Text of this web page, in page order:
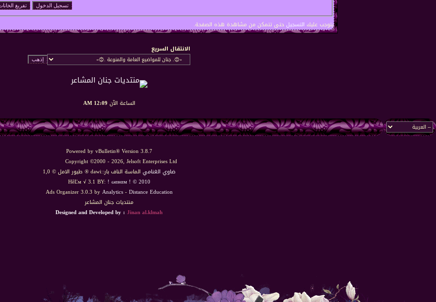
يتوجب عليك التسجيلحتى تتمكن من مشاهدة هذه الصفحة.
الانتقال السريع
الساعة الآن 12:09 AM
Powered by vBulletin® Version 3.8.7
Copyright ©2000 - 2026, Jelsoft Enterprises Ltd
ضاوي الغنامي الماسة الناف بار::dawi ® طيور الامل © 1,0
HêĽм √ 3.1 BY: ! ωαнαм ! © 2010
Ads Organizer 3.0.3 byAnalytics-Distance Education
منتديات جنان المشاعر
Designed and Developed by : Jinan al.klmah